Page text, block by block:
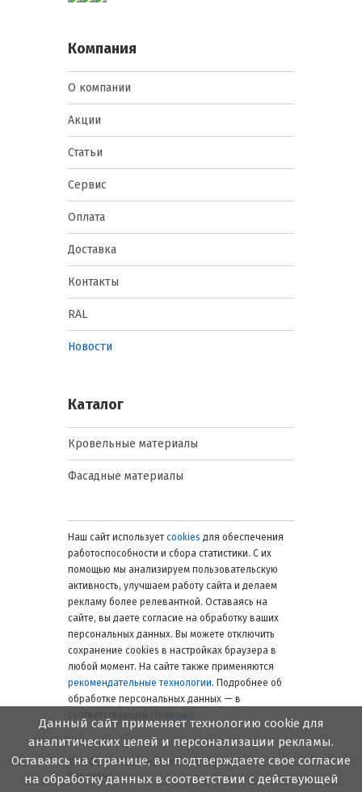
Компания
О компании
Акции
Статьи
Сервис
Оплата
Доставка
Контакты
RAL
Новости
Каталог
Кровельные материалы
Фасадные материалы
Наш сайт использует cookies для обеспечения
работоспособности и сбора статистики. С их
помощью мы анализируем пользовательскую
активность, улучшаем работу сайта и делаем
рекламу более релевантной. Оставаясь на
сайте, вы даете согласие на обработку ваших
персональных данных. Вы можете отключить
сохранение cookies в настройках браузера в
любой момент. На сайте также применяются
рекомендательные технологии. Подробнее об
обработке персональных данных — в
Политике
© 2006 — 2026. Металлинвест Профиль.
Воронеж
Данный сайт применяет технологию cookie для
аналитических целей и персонализации рекламы.
Оставаясь на странице, вы подтверждаете свое согласие
на обработку данных в соответствии с действующей